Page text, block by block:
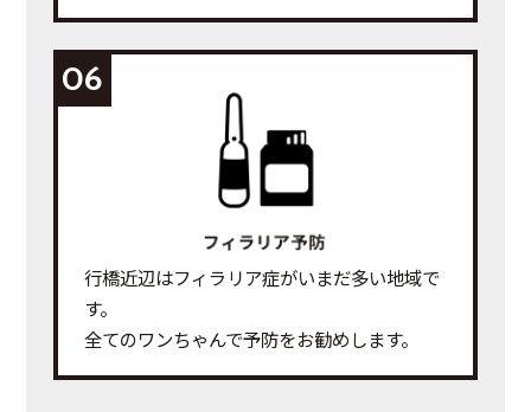
06
行橋近辺はフィラリア症がいまだ多い地域で
す。
全てのワンちゃんで予防をお勧めします。